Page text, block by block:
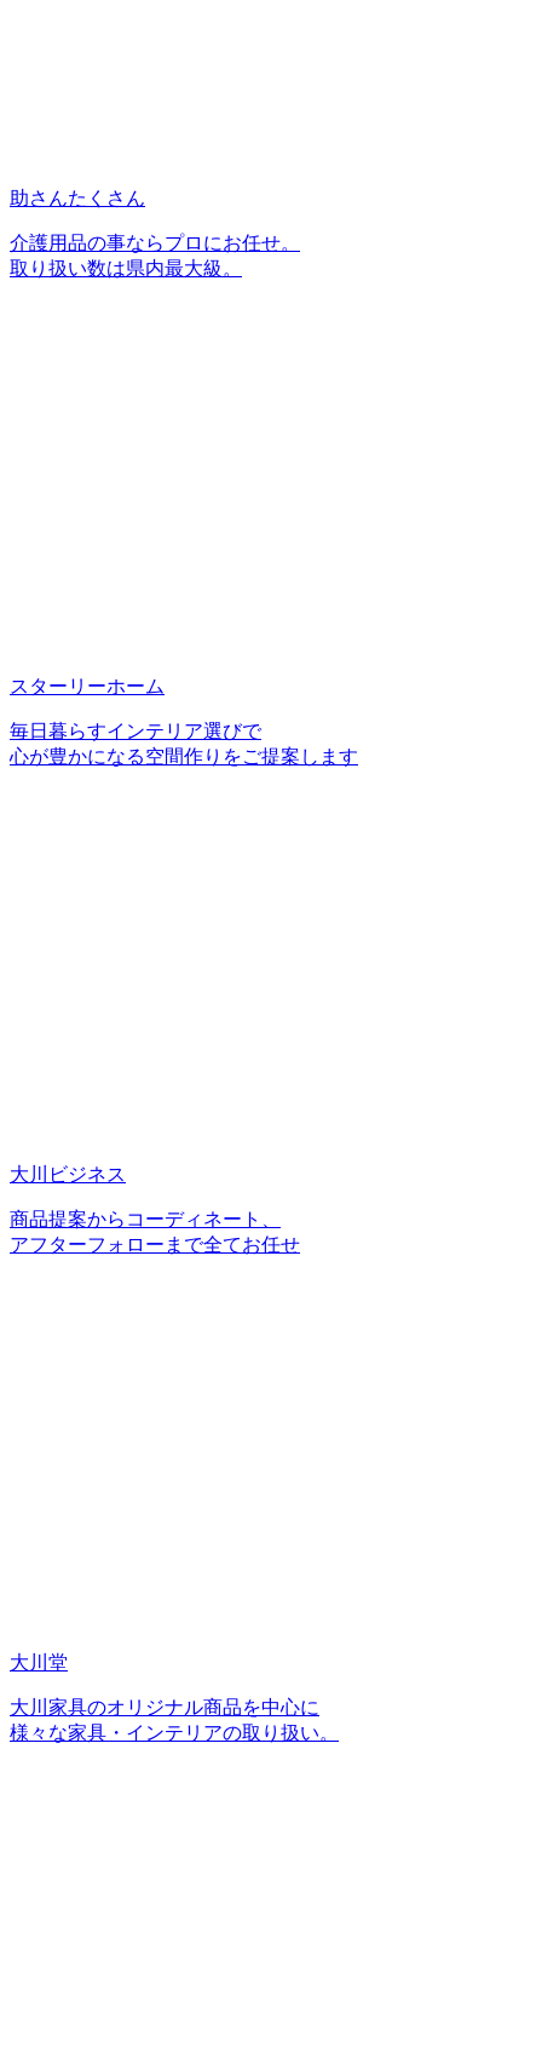
助さんたくさん
介護用品の事ならプロにお任せ。
取り扱い数は県内最大級。
スターリーホーム
毎日暮らすインテリア選びで
心が豊かになる空間作りをご提案します
大川ビジネス
商品提案からコーディネート、
アフターフォローまで全てお任せ
大川堂
大川家具のオリジナル商品を中心に
様々な家具・インテリアの取り扱い。